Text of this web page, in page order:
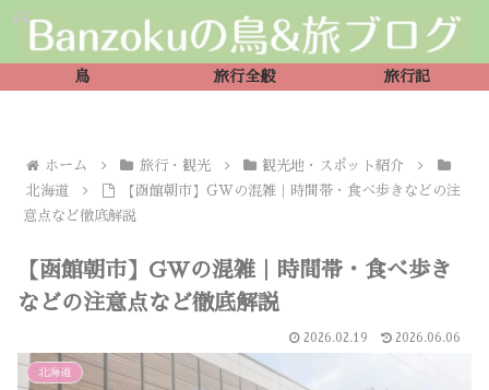
鳥 旅行全般 旅行記
ホーム 旅行・観光
観光地・スポット紹介
北海道
【函館朝市】GWの混雑｜時間帯・食べ歩きなどの注
意点など徹底解説
【函館朝市】GWの混雑｜時間帯・食べ歩き
などの注意点など徹底解説
2026.02.19 2026.06.06
北海道